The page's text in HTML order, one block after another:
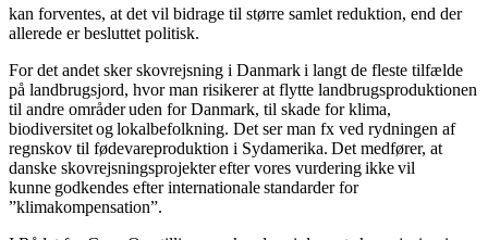
kan forventes, at det vil bidrage til større samlet reduktion, end der
allerede er besluttet politisk.
For det andet sker skovrejsning i Danmark i langt de fleste tilfælde
på landbrugsjord, hvor man risikerer at flytte landbrugsproduktionen
til andre områder uden for Danmark, til skade for klima,
biodiversitet og lokalbefolkning. Det ser man fx ved rydningen af
regnskov til fødevareproduktion i Sydamerika. Det medfører, at
danske skovrejsningsprojekter efter vores vurdering ikke vil
kunne godkendes efter internationale standarder for
”klimakompensation”.